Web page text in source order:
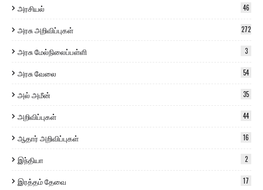
அரசியல் 46
அரசு அறிவிப்புகள் 272
அரசு மேல்நிலைப்பள்ளி 3
அரசு வேலை 54
அல் அமீன் 35
அறிவிப்புகள் 44
ஆதார் அறிவிப்புகள் 16
இந்தியா 2
இரத்தம் தேவை 17